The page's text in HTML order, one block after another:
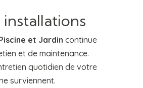
et Jardin continue
et de maintenance.
quotidien de votre
surviennent.